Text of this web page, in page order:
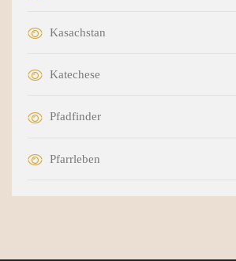
Kasachstan
Katechese
Pfadfinder
Pfarrleben